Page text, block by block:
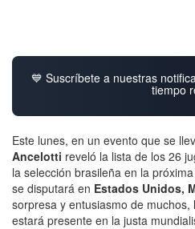
💙 Suscríbete a nuestras
tiempo
Este lunes, en un evento que se
Ancelotti reveló la lista de los 26
la selección brasileña en la próxima
se disputará en Estados Unidos,
sorpresa y entusiasmo de muchos,
estará presente en la justa